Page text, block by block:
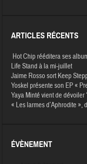
ARTICLES RÉCENTS
Hot Chip rééditera ses
Life Stand à la mi-juillet
Jaime Rosso sort Keep
Yoskel présente son EP «
Yaya Minté vient de dévoiler
« Les larmes d’Aphrodite »,
ÉVÈNEMENT